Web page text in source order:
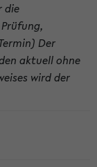
die
Der
aktuell ohne
wird der